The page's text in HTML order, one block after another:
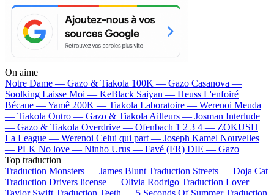
On aime
Notre Dame — Gazo & Tiakola 100K — Gazo Casanova —
Soolking Laisse Moi — KeBlack Saiyan — Heuss L'enfoiré
Bécane —Yamê 200K — Tiakola Laboratoire — Werenoi Meuda
— Tiakola Outro — Gazo & Tiakola Ailleurs — Josman Interlude
— Gazo & Tiakola Overdrive — Ofenbach 1 2 3 4 — ZOKUSH
La League — Werenoi Celui qui part — Joseph Kamel Nouvelles
— PLK No love — Ninho Urus — Favé (FR) DIE — Gazo
Top traduction
Traduction Monsters — James Blunt Traduction Streets — Doja Cat
Traduction Drivers license — Olivia Rodrigo Traduction Lover —
Taylor Swift Traduction Teeth — 5 Seconds Of Summer Traduction